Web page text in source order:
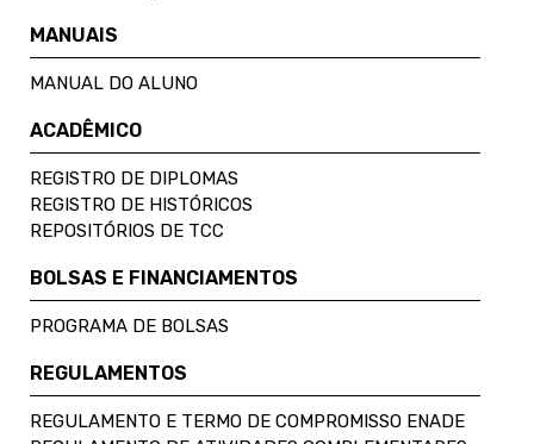
MANUAIS
MANUAL DO ALUNO
ACADÊMICO
REGISTRO DE DIPLOMAS
REGISTRO DE HISTÓRICOS
REPOSITÓRIOS DE TCC
BOLSAS E FINANCIAMENTOS
PROGRAMA DE BOLSAS
REGULAMENTOS
REGULAMENTO E TERMO DE COMPROMISSO ENADE